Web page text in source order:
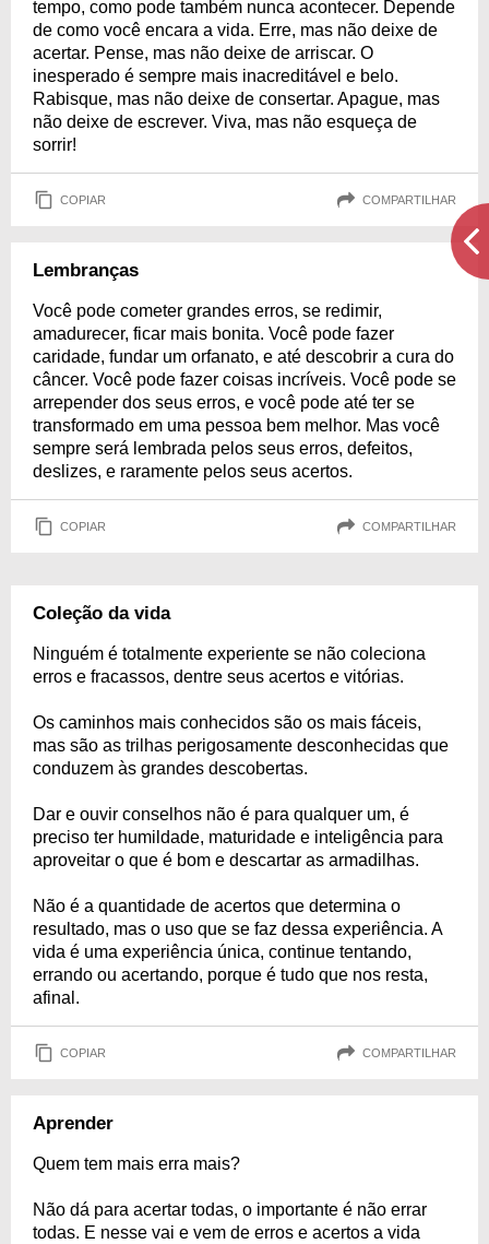
tempo, como pode também nunca acontecer. Depende
de como você encara a vida. Erre, mas não deixe de
acertar. Pense, mas não deixe de arriscar. O
inesperado é sempre mais inacreditável e belo.
Rabisque, mas não deixe de consertar. Apague, mas
não deixe de escrever. Viva, mas não esqueça de
sorrir!
COPIAR COMPARTILHAR
Lembranças
Você pode cometer grandes erros, se redimir,
amadurecer, ficar mais bonita. Você pode fazer
caridade, fundar um orfanato, e até descobrir a cura do
câncer. Você pode fazer coisas incríveis. Você pode se
arrepender dos seus erros, e você pode até ter se
transformado em uma pessoa bem melhor. Mas você
sempre será lembrada pelos seus erros, defeitos,
deslizes, e raramente pelos seus acertos.
COPIAR COMPARTILHAR
Coleção da vida
Ninguém é totalmente experiente se não coleciona
erros e fracassos, dentre seus acertos e vitórias.
Os caminhos mais conhecidos são os mais fáceis,
mas são as trilhas perigosamente desconhecidas que
conduzem às grandes descobertas.
Dar e ouvir conselhos não é para qualquer um, é
preciso ter humildade, maturidade e inteligência para
aproveitar o que é bom e descartar as armadilhas.
Não é a quantidade de acertos que determina o
resultado, mas o uso que se faz dessa experiência. A
vida é uma experiência única, continue tentando,
errando ou acertando, porque é tudo que nos resta,
afinal.
COPIAR COMPARTILHAR
Aprender
Quem tem mais erra mais?
Não dá para acertar todas, o importante é não errar
todas. E nesse vai e vem de erros e acertos a vida